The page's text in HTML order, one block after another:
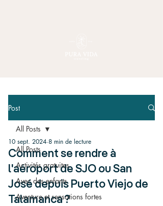
Post
All Posts
Activités gratuites
Avec des enfants
Aventure et sensations fortes
All Posts
Comment se rendre à
l'aéroport de SJO ou San
José depuis Puerto Viejo de
Talamanca ?
10 sept. 2024 8 min de lecture